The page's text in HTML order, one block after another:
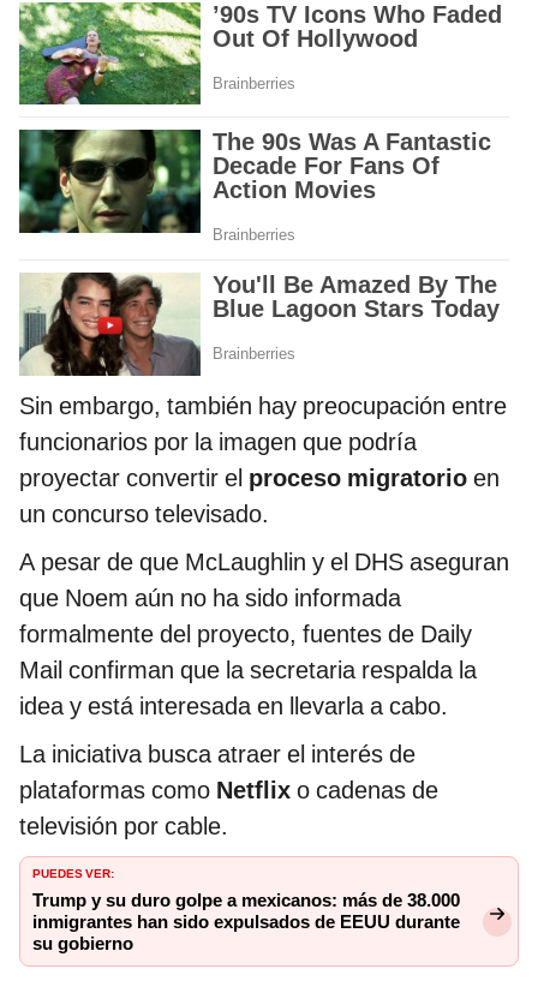
Sin embargo, también hay preocupación entre
funcionarios por la imagen que podría
proyectar convertir el proceso migratorio en
un concurso televisado.
A pesar de que McLaughlin y el DHS aseguran
que Noem aún no ha sido informada
formalmente del proyecto, fuentes de Daily
Mail confirman que la secretaria respalda la
idea y está interesada en llevarla a cabo.
La iniciativa busca atraer el interés de
plataformas como Netflix o cadenas de
televisión por cable.
PUEDES VER:
Trump y su duro golpe a mexicanos: más de 38.000
inmigrantes han sido expulsados de EEUU durante
su gobierno